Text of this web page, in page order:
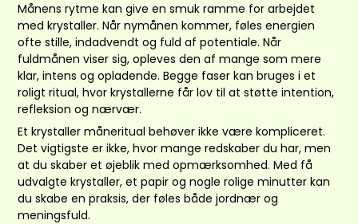
Månens rytme kan give en smuk ramme for arbejdet
med krystaller. Når nymånen kommer, føles energien
ofte stille, indadvendt og fuld af potentiale. Når
fuldmånen viser sig, opleves den af mange som mere
klar, intens og opladende. Begge faser kan bruges i et
roligt ritual, hvor krystallerne får lov til at støtte intention,
refleksion og nærvær.
Et krystaller måneritual behøver ikke være kompliceret.
Det vigtigste er ikke, hvor mange redskaber du har, men
at du skaber et øjeblik med opmærksomhed. Med få
udvalgte krystaller, et papir og nogle rolige minutter kan
du skabe en praksis, der føles både jordnær og
meningsfuld.